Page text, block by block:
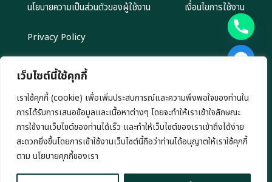
เว็บไซต์นี้ใช้คุกกี้
เราใช้คุกกี้ (cookie) เพื่อเพิ่มประสบการณ์และความพึงพอใจของท่านใน
การได้รับการเสนอข้อมูลและเนื้อหาต่างๆ โดยจะทำให้เราเข้าใจลักษณะ
การใช้งานเว็บไซต์ของท่านได้เร็ว และทำให้เว็บไซต์ของเราเข้าถึงได้ง่าย
สะดวกยิ่งขึ้นโดยการเข้าใช้งานเว็บไซต์นี้ถือว่าท่านได้อนุญาตให้เราใช้คุกกี้
ตาม นโยบายคุกกี้ของเรา
นโยบายความเป็นส่วนตัวของผู้ใช้งาน เงื่อนไขการใช้งาน
Privacy Policy
Copyright 2024 EliteGroupAcademy.com © สงวนลิขสิทธิ์ตาม
กฎหมาย ห้ามนำไปทำซ้ำ หรือคัดลอกข้อมูลโดยไม่ได้รับอนุญาต
เรามีนโยบาย นำเสนอข้อมูลอย่างโปร่งสัยและเป็นกลาง ทุกข้อมูลที่นำเสนอ เรา
ไม่มีเจตนาชักชวนการลงทุน หรือ ชี้นำการลงทุนใดๆ ทั้งสิ้น
chaty